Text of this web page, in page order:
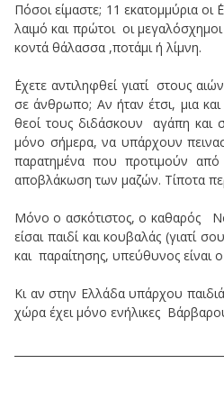
Πόσοι είμαστε; 11 εκατομμύρια οι
λαιμό και πρώτοι οι
κοντά θάλασσα ,ποτάμι ή λίμνη.
΄Εχετε αντιληφθεί γιατί στους
σε άνθρωπο; Αν ήταν έτσι, μια
θεοί τους διδάσκουν αγάπη και
μόνο σήμερα, να υπάρχουν
παρατημένα που προτιμούν από
αποβλάκωση των μαζών. Τίποτα
Μόνο ο ασκότιστος, ο καθαρός
είσαι παιδί και κουβαλάς (γιατί
και παραίτησης, υπεύθυνος είναι
Κι αν στην Ελλάδα υπάρχου
χώρα έχει μόνο ενήλικες